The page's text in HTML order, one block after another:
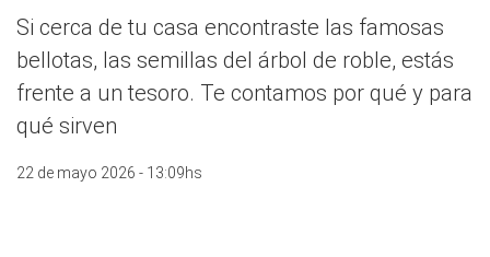
Si cerca de tu casa encontraste las famosas
bellotas, las semillas del árbol de roble, estás
frente a un tesoro. Te contamos por qué y para
qué sirven
22 de mayo 2026 - 13:09hs